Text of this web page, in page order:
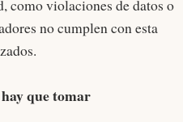
como violaciones de datos o
no cumplen con esta
que tomar